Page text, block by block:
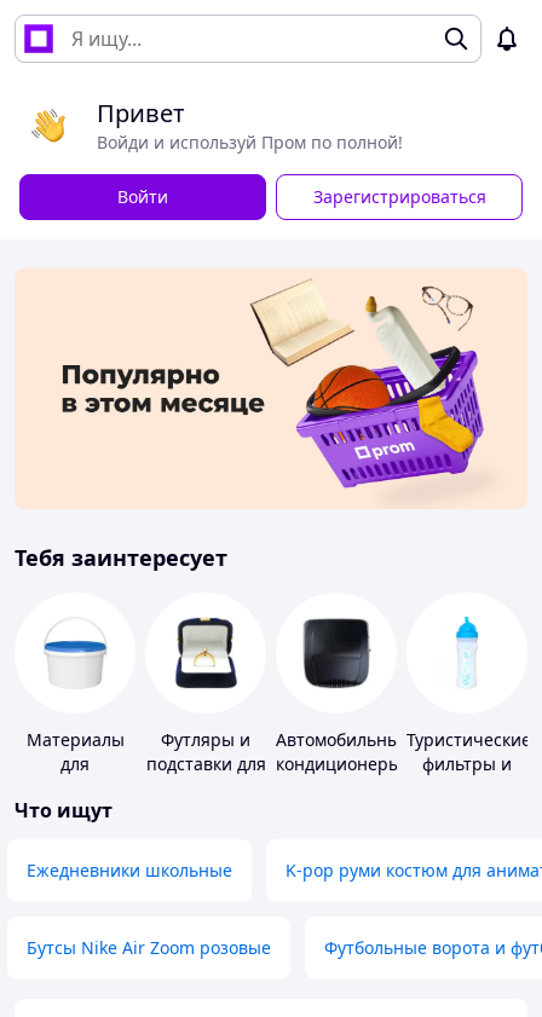
Привет
Войди и используй Пром по полной!
Войти Зарегистрироваться
Тебя заинтересует
Материалы
для
полимерных
Футляры и
подставки для
Автомобильные
кондиционеры
Туристические
фильтры и
Что ищут
Ежедневники школьные K-pop руми костюм для
Бутсы Nike Air Zoom розовые Футбольные ворота и